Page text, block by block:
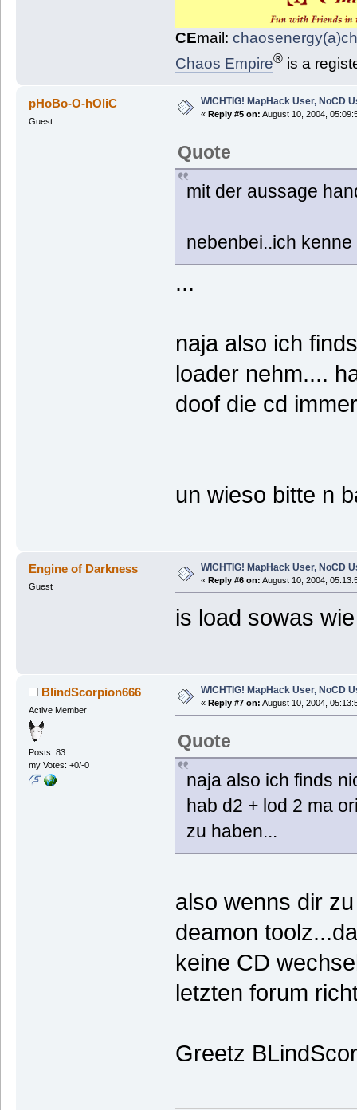
CEmail:
Chaos Empire®is a
pHoBo-O-hOliC
Guest
WICHTIG! MapHack User, NoCD
« Reply #5 on: August 10, 2004,
Quote
mit der aussage
nebenbei..ich
...
naja also ich
loader nehm....
doof die cd
un wieso bitte n
Engine of Darkness
Guest
WICHTIG! MapHack User, NoCD
« Reply #6 on: August 10, 2004,
is load sowas
BlindScorpion666
Active Member
Posts: 83
my Votes: +0/-0
WICHTIG! MapHack User, NoCD
« Reply #7 on: August 10, 2004,
Quote
naja also ich finds
hab d2 + lod 2 ma
zu haben...
also wenns dir
deamon
keine CD
letzten forum
Greetz